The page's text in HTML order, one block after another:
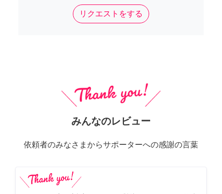
リクエストをする
みんなのレビュー
依頼者のみなさまからサポーターへの感謝の言葉